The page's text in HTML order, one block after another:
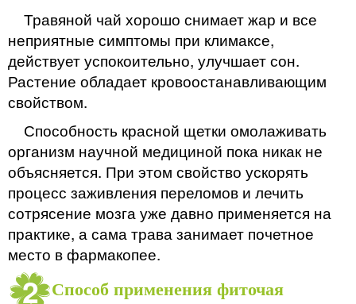
Травяной чай хорошо снимает жар и все
неприятные симптомы при климаксе,
действует успокоительно, улучшает сон.
Растение обладает кровоостанавливающим
свойством.
Способность красной щетки омолаживать
организм научной медициной пока никак не
объясняется. При этом свойство ускорять
процесс заживления переломов и лечить
сотрясение мозга уже давно применяется на
практике, а сама трава занимает почетное
место в фармакопее.
Способ применения фиточая